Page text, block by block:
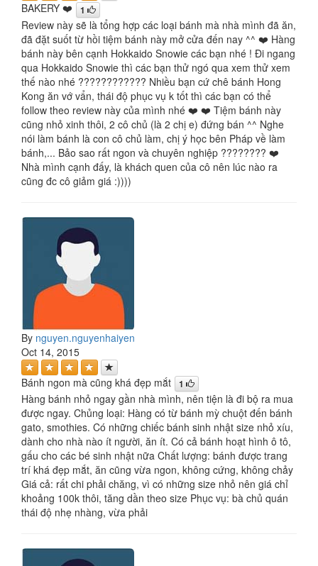
BAKERY ❤️ 1
Review này sẽ là tổng hợp các loại bánh mà nhà mình đã ăn,
đã đặt suốt từ hồi tiệm bánh này mở cửa đến nay ^^ ❤️ Hàng
bánh này bên cạnh Hokkaido Snowie các bạn nhé ! Đi ngang
qua Hokkaido Snowie thì các bạn thử ngó qua xem thử xem
thế nào nhé ???????????? Nhiều bạn cứ chê bánh Hong
Kong ăn vớ vẩn, thái độ phục vụ k tốt thì các bạn có thể
follow theo review này của mình nhé ❤️ ❤️ Tiệm bánh này
cũng nhỏ xinh thôi, 2 cô chủ (là 2 chị e) đứng bán ^^ Nghe
nói làm bánh là con cô chủ làm, chị ý học bên Pháp về làm
bánh,... Bảo sao rất ngon và chuyên nghiệp ???????? ❤️
Nhà mình cạnh đấy, là khách quen của cô nên lúc nào ra
cũng đc cô giảm giá :))))
By nguyen.nguyenhaiyen
Oct 14, 2015
Bánh ngon mà cũng khá đẹp mắt 1
Hàng bánh nhỏ ngay gần nhà mình, nên tiện là đi bộ ra mua
được ngay. Chủng loại: Hàng có từ bánh mỳ chuột đến bánh
gato, smothies. Có những chiếc bánh sinh nhật size nhỏ xíu,
dành cho nhà nào ít người, ăn ít. Có cả bánh hoạt hình ô tô,
gấu cho các bé sinh nhật nữa Chất lượng: bánh được trang
trí khá đẹp mắt, ăn cũng vừa ngon, không cứng, không chảy
Giá cả: rất chi phải chăng, vì có những size nhỏ nên giá chỉ
khoảng 100k thôi, tăng dần theo size Phục vụ: bà chủ quán
thái độ nhẹ nhàng, vừa phải